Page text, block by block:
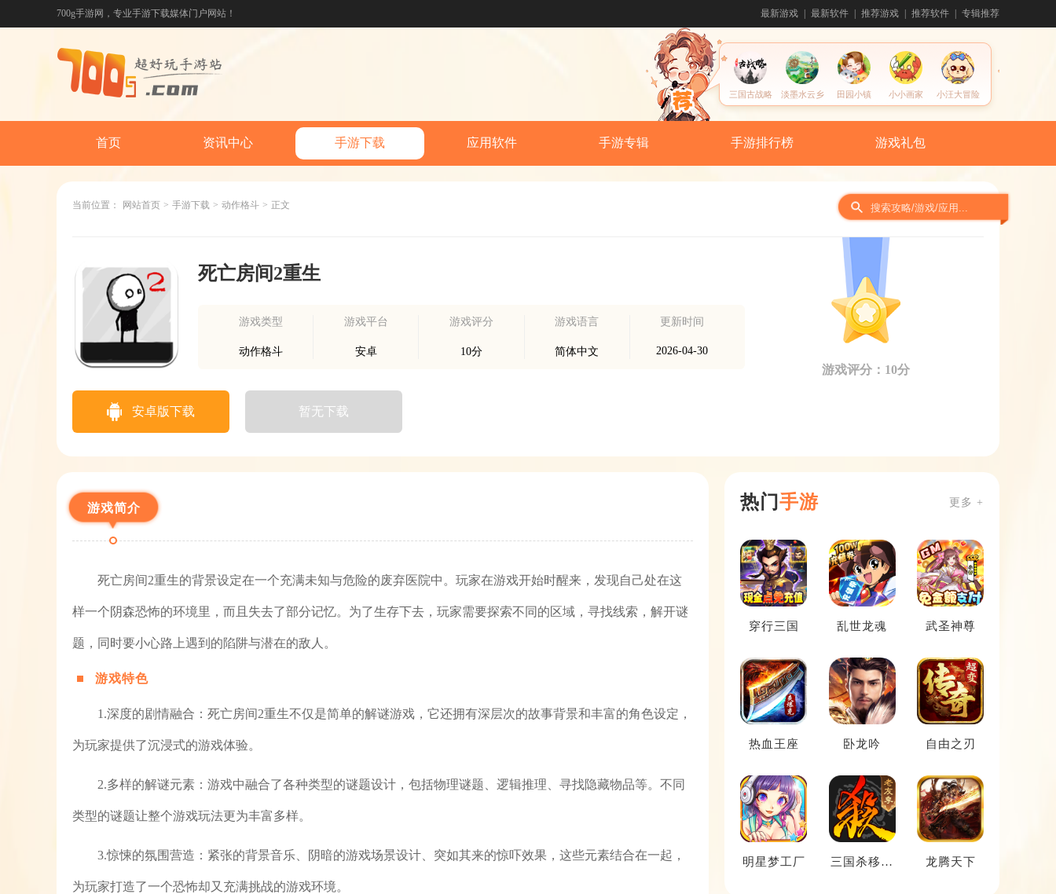
700g手游网，专业手游下载媒体门户网站！ 最新游戏 最新软件 推荐游戏 推荐软件 专辑推荐
三国古战略 淡墨水云乡 田园小镇 小小画家 小汪大冒险
首页 资讯中心 手游下载 应用软件 手游专辑 手游排行榜 游戏礼包
当前位置： 网站首页 > 手游下载 > 动作格斗 > 正文
死亡房间2重生
游戏类型
动作格斗
游戏平台
安卓
游戏评分
10分
游戏语言
简体中文
更新时间
2026-04-30
游戏评分：10分
安卓版下载 暂无下载
游戏简介
死亡房间2重生的背景设定在一个充满未知与危险的废弃医院中。玩家在游戏开始时醒来，发现自己处在这
样一个阴森恐怖的环境里，而且失去了部分记忆。为了生存下去，玩家需要探索不同的区域，寻找线索，解开谜
题，同时要小心路上遇到的陷阱与潜在的敌人。
游戏特色
1.深度的剧情融合：死亡房间2重生不仅是简单的解谜游戏，它还拥有深层次的故事背景和丰富的角色设定，
为玩家提供了沉浸式的游戏体验。
2.多样的解谜元素：游戏中融合了各种类型的谜题设计，包括物理谜题、逻辑推理、寻找隐藏物品等。不同
类型的谜题让整个游戏玩法更为丰富多样。
3.惊悚的氛围营造：紧张的背景音乐、阴暗的游戏场景设计、突如其来的惊吓效果，这些元素结合在一起，
为玩家打造了一个恐怖却又充满挑战的游戏环境。
热门手游 更多 +
穿行三国 乱世龙魂 武圣神尊
热血王座 卧龙吟 自由之刃
明星梦工厂
三国杀移动
龙腾天下